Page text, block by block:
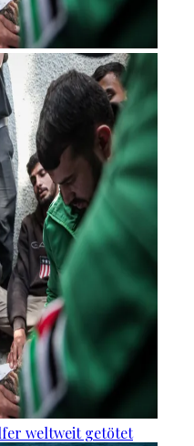
weltweit getötet